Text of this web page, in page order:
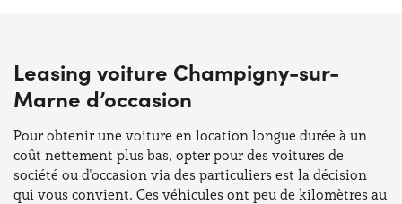
Leasing voiture Champigny-sur-
Marne d’occasion
Pour obtenir une voiture en location longue durée à un
coût nettement plus bas, opter pour des voitures de
société ou d'occasion via des particuliers est la décision
qui vous convient. Ces véhicules ont peu de kilomètres au